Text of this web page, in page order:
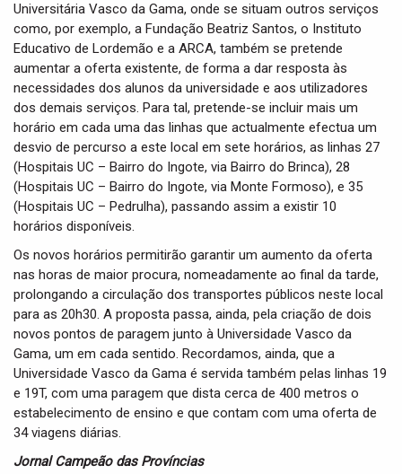
Universitária Vasco da Gama, onde se situam outros serviços
como, por exemplo, a Fundação Beatriz Santos, o Instituto
Educativo de Lordemão e a ARCA, também se pretende
aumentar a oferta existente, de forma a dar resposta às
necessidades dos alunos da universidade e aos utilizadores
dos demais serviços. Para tal, pretende-se incluir mais um
horário em cada uma das linhas que actualmente efectua um
desvio de percurso a este local em sete horários, as linhas 27
(Hospitais UC – Bairro do Ingote, via Bairro do Brinca), 28
(Hospitais UC – Bairro do Ingote, via Monte Formoso), e 35
(Hospitais UC – Pedrulha), passando assim a existir 10
horários disponíveis.
Os novos horários permitirão garantir um aumento da oferta
nas horas de maior procura, nomeadamente ao final da tarde,
prolongando a circulação dos transportes públicos neste local
para as 20h30. A proposta passa, ainda, pela criação de dois
novos pontos de paragem junto à Universidade Vasco da
Gama, um em cada sentido. Recordamos, ainda, que a
Universidade Vasco da Gama é servida também pelas linhas 19
e 19T, com uma paragem que dista cerca de 400 metros o
estabelecimento de ensino e que contam com uma oferta de
34 viagens diárias.
Jornal Campeão das Províncias